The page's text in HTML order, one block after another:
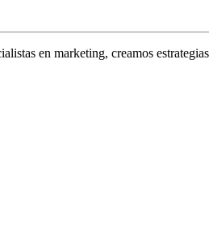
en marketing, creamos